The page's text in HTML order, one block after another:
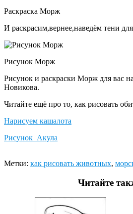
Раскраска Морж
И раскрасим,вернее,наведём тени
Рисунок Морж
Рисунок и раскраски Морж для вас
Новикова.
Читайте ещё про то, как рисовать
Нарисуем кашалота
Рисунок Акула
Метки: как рисовать животных,
Читайте